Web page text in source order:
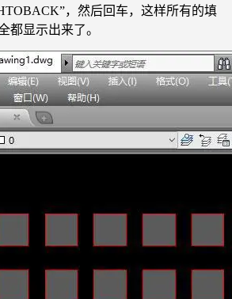
，然后回车，这样所有的填
都显示出来了。